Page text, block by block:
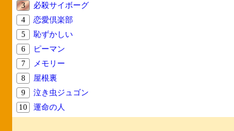
3
必殺サイボーグ
4
恋愛倶楽部
5
恥ずかしい
6
ピーマン
7
メモリー
8
屋根裏
9
泣き虫ジュゴン
10
運命の人